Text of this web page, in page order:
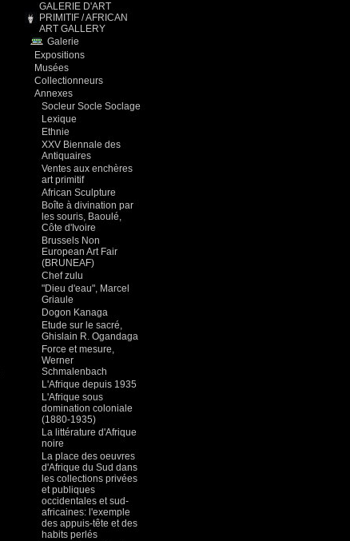
GALERIE D'ART
PRIMITIF / AFRICAN
ART GALLERY
Galerie
Expositions
Musées
Collectionneurs
Annexes
Socleur Socle Soclage
Lexique
Ethnie
XXV Biennale des
Antiquaires
Ventes aux enchères
art primitif
African Sculpture
Boîte à divination par
les souris, Baoulé,
Côte d'Ivoire
Brussels Non
European Art Fair
(BRUNEAF)
Chef zulu
"Dieu d'eau", Marcel
Griaule
Dogon Kanaga
Etude sur le sacré,
Ghislain R. Ogandaga
Force et mesure,
Werner
Schmalenbach
L'Afrique depuis 1935
L'Afrique sous
domination coloniale
(1880-1935)
La littérature d'Afrique
noire
La place des oeuvres
d'Afrique du Sud dans
les collections privées
et publiques
occidentales et sud-
africaines: l'exemple
des appuis-tête et des
habits perlés